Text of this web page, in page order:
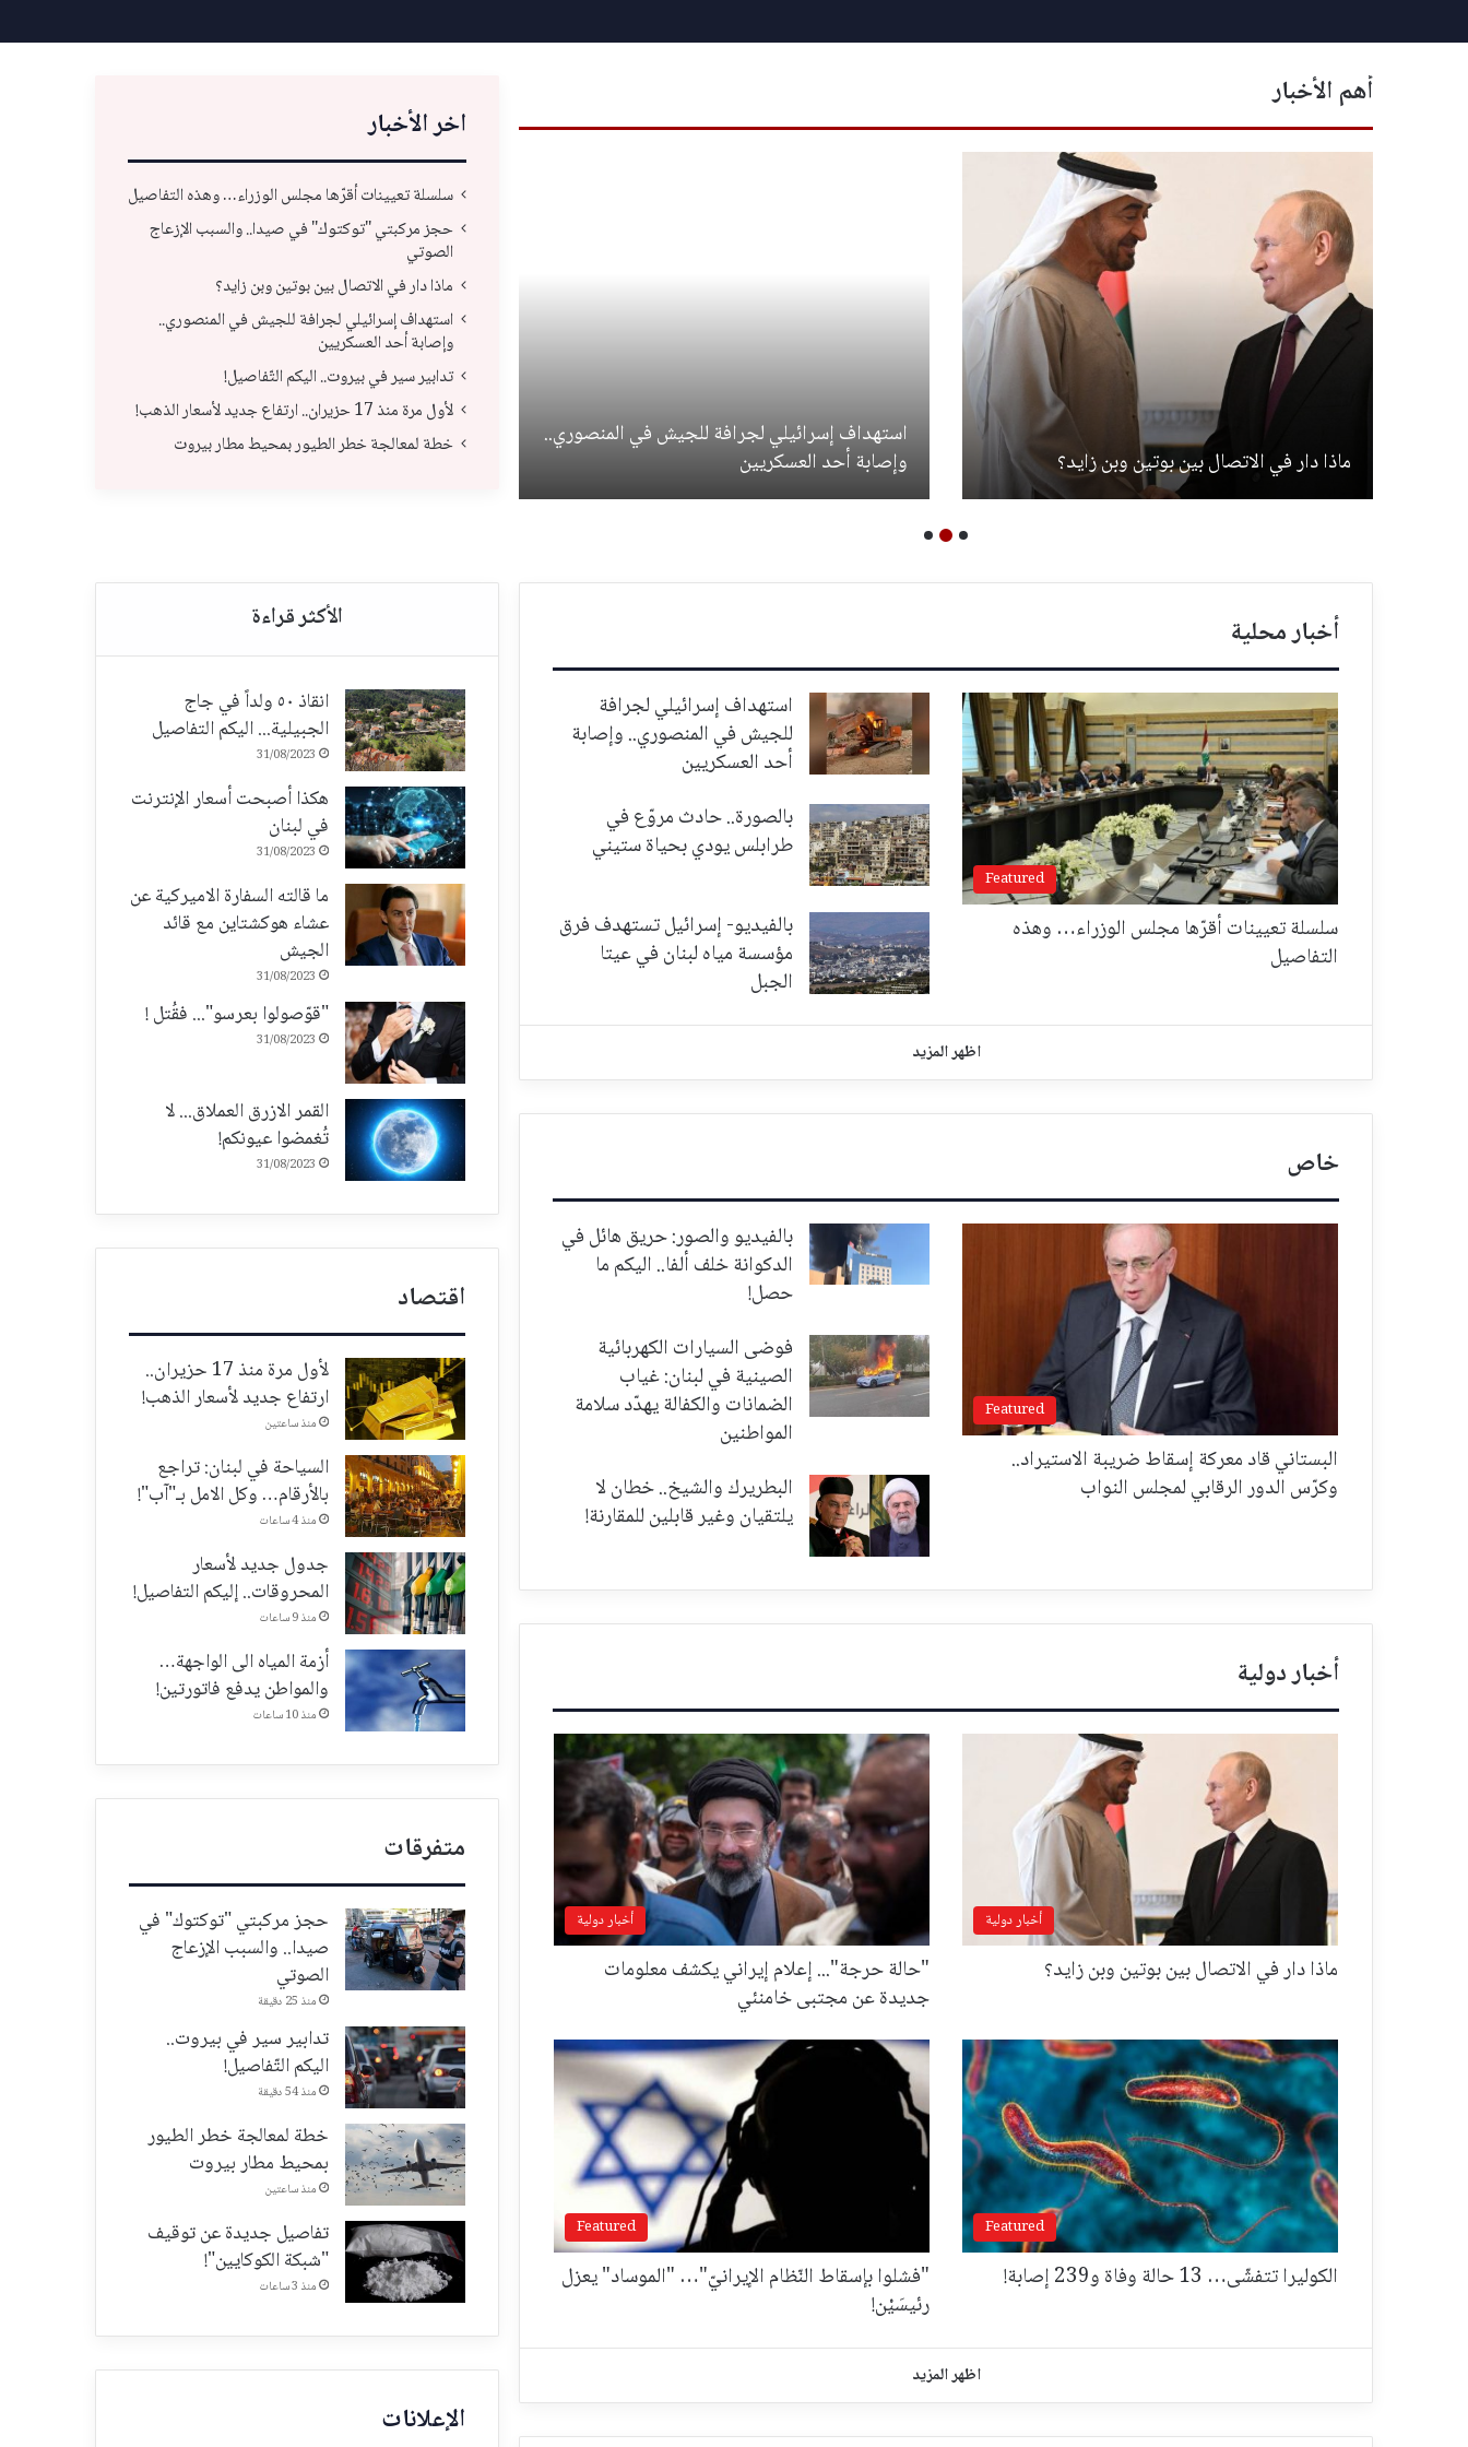
أهم الأخبار
ماذا دار في الاتصال بين بوتين وبن زايد؟
استهداف إسرائيلي لجرافة للجيش في المنصوري..
وإصابة أحد العسكريين
تدابير سير في بيروت.. اليكم التّفاصيل!
اخر الأخبار
سلسلة تعيينات أقرّها مجلس الوزراء… وهذه التفاصيل
حجز مركبتي "توكتوك" في صيدا.. والسبب الإزعاج
الصوتي
ماذا دار في الاتصال بين بوتين وبن زايد؟
استهداف إسرائيلي لجرافة للجيش في المنصوري..
وإصابة أحد العسكريين
تدابير سير في بيروت.. اليكم التّفاصيل!
لأول مرة منذ 17 حزيران.. ارتفاع جديد لأسعار الذهب!
خطة لمعالجة خطر الطيور بمحيط مطار بيروت
أخبار محلية
Featured
سلسلة تعيينات أقرّها مجلس الوزراء… وهذه
التفاصيل
استهداف إسرائيلي لجرافة
للجيش في المنصوري.. وإصابة
أحد العسكريين
بالصورة.. حادث مروّع في
طرابلس يودي بحياة ستيني
بالفيديو- إسرائيل تستهدف فرق
مؤسسة مياه لبنان في عيتا
الجبل
اظهر المزيد
خاص
Featured
البستاني قاد معركة إسقاط ضريبة الاستيراد..
وكرّس الدور الرقابي لمجلس النواب
بالفيديو والصور: حريق هائل في
الدكوانة خلف ألفا.. اليكم ما
حصل!
فوضى السيارات الكهربائية
الصينية في لبنان: غياب
الضمانات والكفالة يهدّد سلامة
المواطنين
البطريرك والشيخ.. خطان لا
يلتقيان وغير قابلين للمقارنة!
أخبار دولية
أخبار دولية
ماذا دار في الاتصال بين بوتين وبن زايد؟
أخبار دولية
"حالة حرجة"... إعلام إيراني يكشف معلومات
جديدة عن مجتبى خامنئي
Featured
الكوليرا تتفشّى… 13 حالة وفاة و239 إصابة!
Featured
"فشلوا بإسقاط النّظام الإيرانيّ"… "الموساد" يعزل
رئيسَيْن!
اظهر المزيد
انقاذ ٥٠ ولداً في جاج
الجبيلية... اليكم التفاصيل
31/08/2023
هكذا أصبحت أسعار الإنترنت
في لبنان
31/08/2023
ما قالته السفارة الاميركية عن
عشاء هوكشتاين مع قائد
الجيش
31/08/2023
"قوّصولوا بعرسو"... فقُتل !
31/08/2023
القمر الازرق العملاق... لا
تُغمضوا عيونكم!
31/08/2023
اقتصاد
لأول مرة منذ 17 حزيران..
ارتفاع جديد لأسعار الذهب!
منذ ساعتين
السياحة في لبنان: تراجع
بالأرقام… وكل الامل بـ"آب"!
منذ 4 ساعات
جدول جديد لأسعار
المحروقات.. إليكم التفاصيل!
منذ 9 ساعات
أزمة المياه الى الواجهة…
والمواطن يدفع فاتورتين!
منذ 10 ساعات
متفرقات
حجز مركبتي "توكتوك" في
صيدا.. والسبب الإزعاج
الصوتي
منذ 25 دقيقة
تدابير سير في بيروت..
اليكم التّفاصيل!
منذ 54 دقيقة
خطة لمعالجة خطر الطيور
بمحيط مطار بيروت
منذ ساعتين
تفاصيل جديدة عن توقيف
"شبكة الكوكايين"!
منذ 3 ساعات
الإعلانات